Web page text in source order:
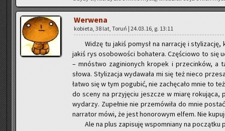
We­rwe­na
ko­bie­ta, 38 lat, Toruń | 24.03.16, g. 13:11
Widzę tu jakiś po­mysł na nar­ra­cję i
jakiś rys oso­bo­wo­ści bo­ha­te­ra. Czę­ścio­wo to się
– mnó­stwo za­gi­nio­nych kro­pek i prze­cin­ków, a
słowa. Sty­li­za­cja wy­da­wa­ła mi się też nieco
łatwo się w tym po­gu­bić, nie za­chę­ca­ło mnie to
do sceny na przy­ję­ciu jesz­cze w miarę
wy­da­rzy. Zu­peł­nie nie prze­mó­wi­ła do mnie
nar­ra­tor mówi, że jest ho­no­ro­wym elfem. Nie
Ale na plus za­pi­su­ję wspo­mnia­ny na po­cząt­ku